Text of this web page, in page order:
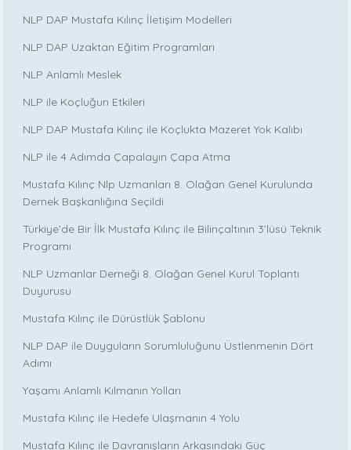
NLP DAP Mustafa Kılınç İletişim Modelleri
NLP DAP Uzaktan Eğitim Programları
NLP Anlamlı Meslek
NLP ile Koçluğun Etkileri
NLP DAP Mustafa Kılınç ile Koçlukta Mazeret Yok Kalıbı
NLP ile 4 Adımda Çapalayın Çapa Atma
Mustafa Kılınç Nlp Uzmanları 8. Olağan Genel Kurulunda
Dernek Başkanlığına Seçildi
Türkiye’de Bir İlk Mustafa Kılınç ile Bilinçaltının 3’lüsü Teknik
Programı
NLP Uzmanlar Derneği 8. Olağan Genel Kurul Toplantı
Duyurusu
Mustafa Kılınç ile Dürüstlük Şablonu
NLP DAP ile Duyguların Sorumluluğunu Üstlenmenin Dört
Adımı
Yaşamı Anlamlı Kılmanın Yolları
Mustafa Kılınç ile Hedefe Ulaşmanın 4 Yolu
Mustafa Kılınç ile Davranışların Arkasındaki Güç